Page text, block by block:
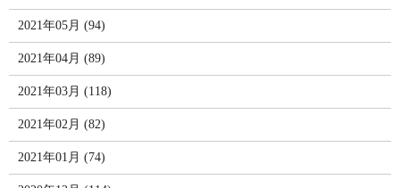
2021年05月 (94)
2021年04月 (89)
2021年03月 (118)
2021年02月 (82)
2021年01月 (74)